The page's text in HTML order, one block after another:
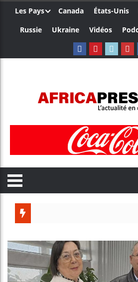
Les Pays Canada États-Unis
Russie
Ukraine Vidéos